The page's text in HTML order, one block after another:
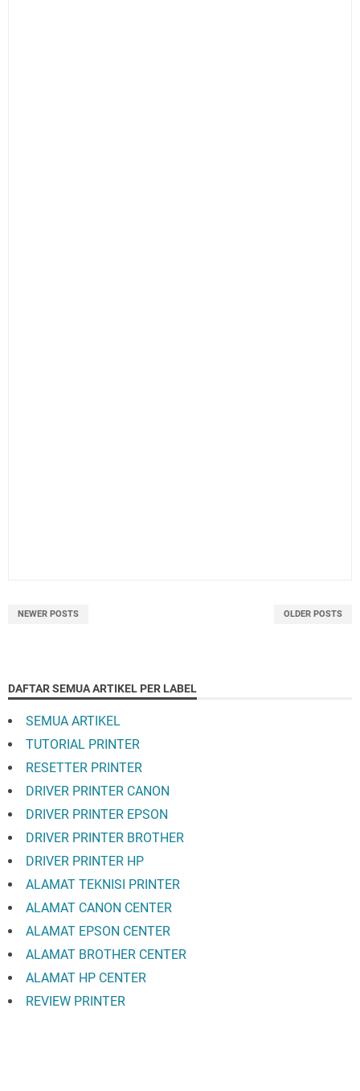
NEWER POSTS OLDER POSTS
DAFTAR SEMUA ARTIKEL PER LABEL
SEMUA ARTIKEL
TUTORIAL PRINTER
RESETTER PRINTER
DRIVER PRINTER CANON
DRIVER PRINTER EPSON
DRIVER PRINTER BROTHER
DRIVER PRINTER HP
ALAMAT TEKNISI PRINTER
ALAMAT CANON CENTER
ALAMAT EPSON CENTER
ALAMAT BROTHER CENTER
ALAMAT HP CENTER
REVIEW PRINTER